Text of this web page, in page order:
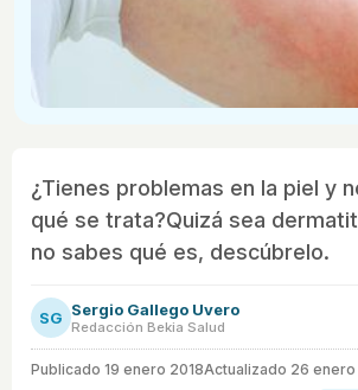
¿Tienes problemas en la piel y
qué se trata?Quizá sea
no sabes qué es, descúbrelo.
SG Sergio Gallego Uvero
Redacción Bekia Salud
Publicado 19 enero 2018Actualizado 26 enero